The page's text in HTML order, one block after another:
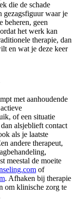
die de schade
gezagsfiguur waar je
beheren, geen
het werk kan
therapie, dan
en wat je deze keer
met aanhoudende
of een situatie
alsjeblieft contact
als je laatste
andere therapeut,
meestal de moeite
of
. Afhaken bij therapie
om klinische zorg te